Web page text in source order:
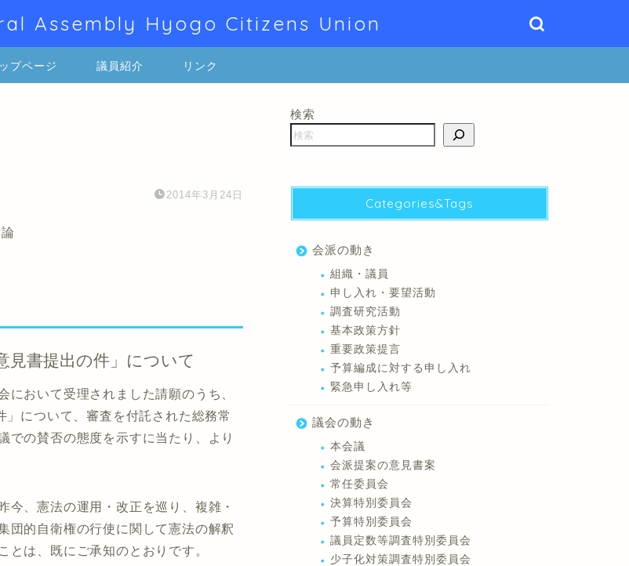
Assembly Hyogo Citizens Union
プページ 議員紹介 リンク
2014年3月24日
見書提出の件」について
おいて受理されました請願のうち、
について、審査を付託された総務常
での賛否の態度を示すに当たり、より
、憲法の運用・改正を巡り、複雑・
団的自衛権の行使に関して憲法の解釈
は、既にご承知のとおりです。
検索
Categories&Tags
会派の動き
組織・議員
申し入れ・要望活動
調査研究活動
基本政策方針
重要政策提言
予算編成に対する申し入れ
緊急申し入れ等
議会の動き
本会議
会派提案の意見書案
常任委員会
決算特別委員会
予算特別委員会
議員定数等調査特別委員会
少子化対策調査特別委員会